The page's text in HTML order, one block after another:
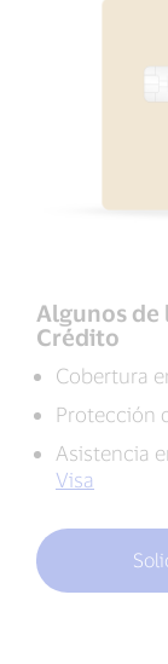
Algunos de
Crédito
Cobertura
Protección
Asistencia
Visa